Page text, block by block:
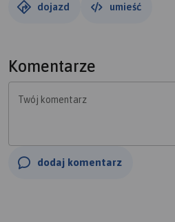
dojazd umieść
Komentarze
Twój komentarz
dodaj komentarz